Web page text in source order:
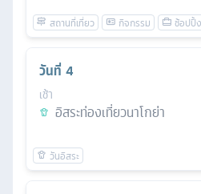
วันที่ 4
เช้า
อิสระท่องเที่ยวนาโกย่า